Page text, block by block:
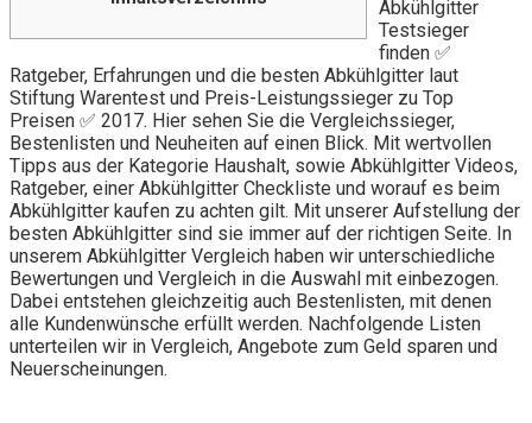
Abkühlgitter
Testsieger
finden ✅
Ratgeber, Erfahrungen und die besten Abkühlgitter laut
Stiftung Warentest und Preis-Leistungssieger zu Top
Preisen ✅ 2017. Hier sehen Sie die Vergleichssieger,
Bestenlisten und Neuheiten auf einen Blick. Mit wertvollen
Tipps aus der Kategorie Haushalt, sowie Abkühlgitter Videos,
Ratgeber, einer Abkühlgitter Checkliste und worauf es beim
Abkühlgitter kaufen zu achten gilt. Mit unserer Aufstellung der
besten Abkühlgitter sind sie immer auf der richtigen Seite. In
unserem Abkühlgitter Vergleich haben wir unterschiedliche
Bewertungen und Vergleich in die Auswahl mit einbezogen.
Dabei entstehen gleichzeitig auch Bestenlisten, mit denen
alle Kundenwünsche erfüllt werden. Nachfolgende Listen
unterteilen wir in Vergleich, Angebote zum Geld sparen und
Neuerscheinungen.